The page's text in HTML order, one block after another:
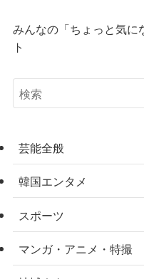
みんなの「ちょっと気に
ト
芸能全般
韓国エンタメ
スポーツ
マンガ・アニメ・特撮